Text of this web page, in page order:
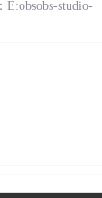
studio-